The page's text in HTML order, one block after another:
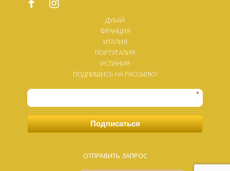
ДУБАЙ
ФРАНЦИЯ
ИТАЛИЯ
ПОРТУГАЛИЯ
ИСПАНИЯ
ПОДПИШИСЬ НА РАССЫЛКУ
*
Подписаться
ОТПРАВИТЬ ЗАПРОС